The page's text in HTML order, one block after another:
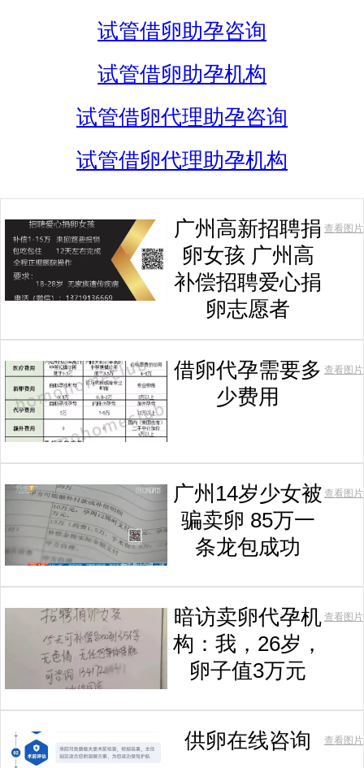
试管借卵助孕咨询
试管借卵助孕机构
试管借卵代理助孕咨询
试管借卵代理助孕机构
广州高新招聘捐
卵女孩 广州高
补偿招聘爱心捐
卵志愿者
查看图片
借卵代孕需要多
少费用
查看图片
广州14岁少女被
骗卖卵 85万一
条龙包成功
查看图片
暗访卖卵代孕机
构：我，26岁，
卵子值3万元
查看图片
供卵在线咨询 查看图片